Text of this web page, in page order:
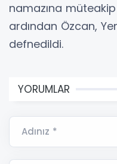
namazına müteakip
ardından Özcan,
defnedildi.
YORUMLAR
Adınız *